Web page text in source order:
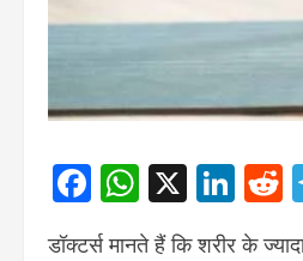
Facebook
X
डॉक्टर्स मानते हैं कि शरीर के